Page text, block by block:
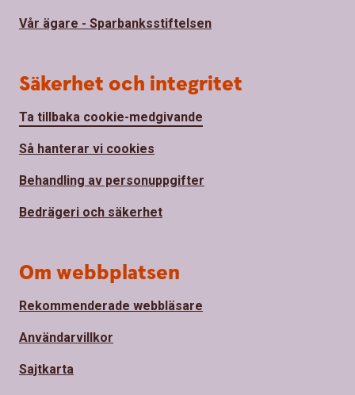
Vår ägare - Sparbanksstiftelsen
Säkerhet och integritet
Ta tillbaka cookie-medgivande
Så hanterar vi cookies
Behandling av personuppgifter
Bedrägeri och säkerhet
Om webbplatsen
Rekommenderade webbläsare
Användarvillkor
Sajtkarta